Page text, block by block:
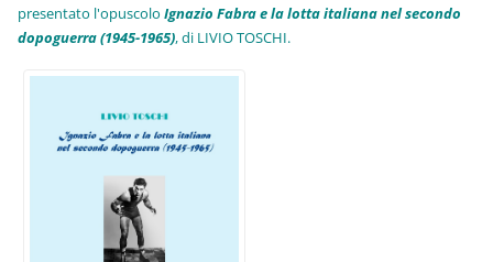
presentato l'opuscoloIgnazio Fabra e la lotta italiana nel secondo
dopoguerra (1945-1965), di LIVIO TOSCHI.